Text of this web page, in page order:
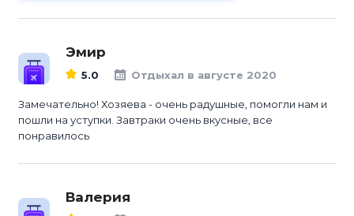
Эмир
5.0 Отдыхал в августе 2020
Замечательно! Хозяева - очень радушные, помогли нам и
пошли на уступки. Завтраки очень вкусные, все
понравилось
Валерия